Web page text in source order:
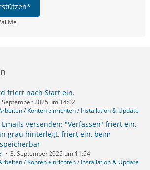
friert nach Start ein.
September 2025 um 14:02
/ Konten einrichten / Installation & Update
Emails versenden: "Verfassen" friert ein,
grau hinterlegt, friert ein, beim
3. September 2025 um 11:54
/ Konten einrichten / Installation & Update